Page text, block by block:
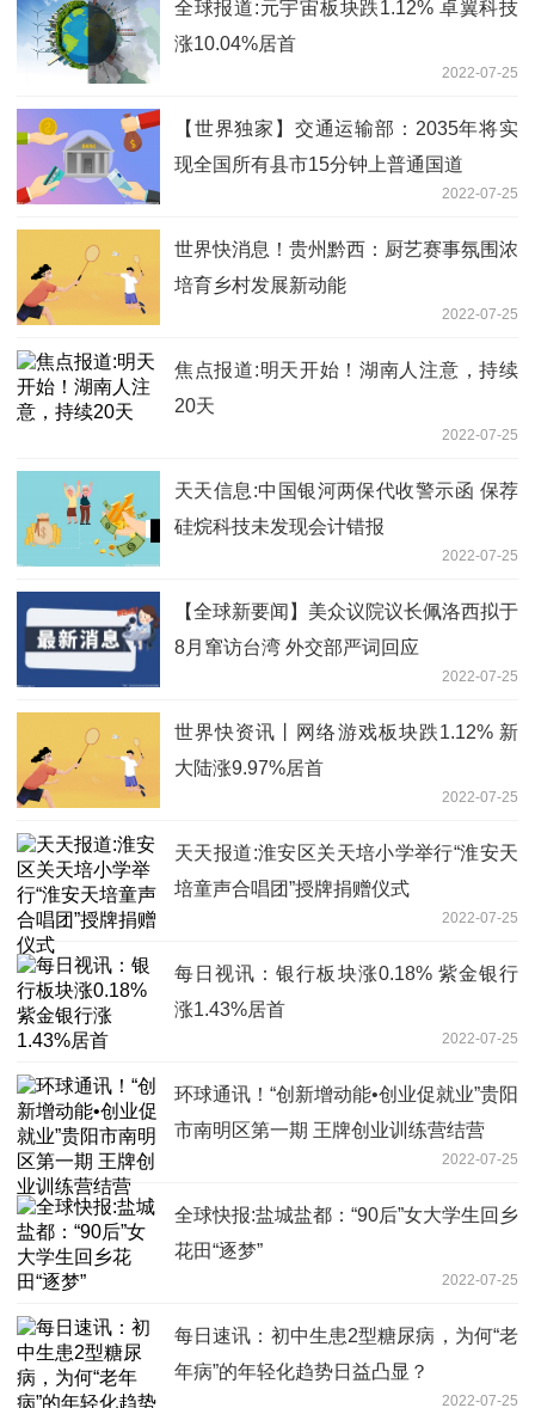
全球报道:元宇宙板块跌1.12% 卓翼科技
涨10.04%居首
2022-07-25
【世界独家】交通运输部：2035年将实
现全国所有县市15分钟上普通国道
2022-07-25
世界快消息！贵州黔西：厨艺赛事氛围浓
培育乡村发展新动能
2022-07-25
焦点报道:明天开始！湖南人注意，持续
20天
2022-07-25
天天信息:中国银河两保代收警示函 保荐
硅烷科技未发现会计错报
2022-07-25
【全球新要闻】美众议院议长佩洛西拟于
8月窜访台湾 外交部严词回应
2022-07-25
世界快资讯丨网络游戏板块跌1.12% 新
大陆涨9.97%居首
2022-07-25
天天报道:淮安区关天培小学举行“淮安天
培童声合唱团”授牌捐赠仪式
2022-07-25
每日视讯：银行板块涨0.18% 紫金银行
涨1.43%居首
2022-07-25
环球通讯！“创新增动能•创业促就业”贵阳
市南明区第一期 王牌创业训练营结营
2022-07-25
全球快报:盐城盐都：“90后”女大学生回乡
花田“逐梦”
2022-07-25
每日速讯：初中生患2型糖尿病，为何“老
年病”的年轻化趋势日益凸显？
2022-07-25